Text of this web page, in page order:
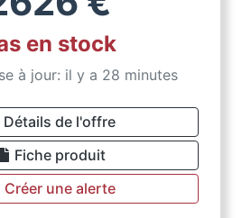
en stock
à jour: il y a 28 minutes
Détails de l'offre
Fiche produit
Créer une alerte